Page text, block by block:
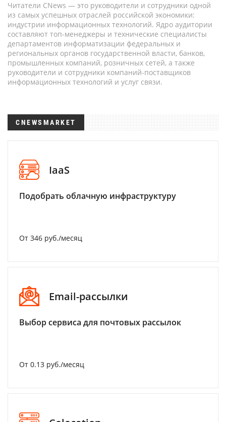
Читатели CNews — это руководители и сотрудники одной
из самых успешных отраслей российской экономики:
индустрии информационных технологий. Ядро аудитории
составляют топ-менеджеры и технические специалисты
департаментов информатизации федеральных и
региональных органов государственной власти, банков,
промышленных компаний, розничных сетей, а также
руководители и сотрудники компаний-поставщиков
информационных технологий и услуг связи.
CNEWSMARKET
IaaS
Подобрать облачную инфраструктуру
От 346 руб./месяц
Email-рассылки
Выбор сервиса для почтовых рассылок
От 0.13 руб./месяц